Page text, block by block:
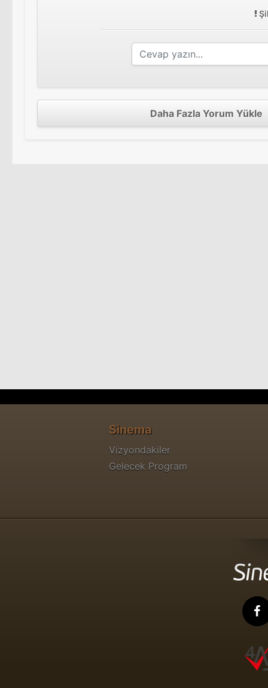
Daha Fazla Yorum Yükle
Sinema
Vizyondakiler
Gelecek Program